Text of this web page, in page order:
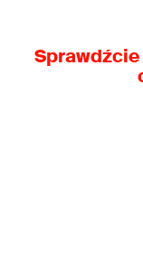
Sprawdźcie